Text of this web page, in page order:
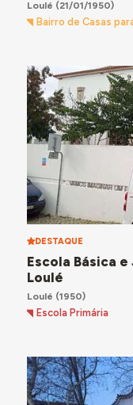
Loulé (21/01/1950)
Bairro de Casas
DESTAQUE
Escola Básica
Loulé
Loulé (1950)
Escola Primária